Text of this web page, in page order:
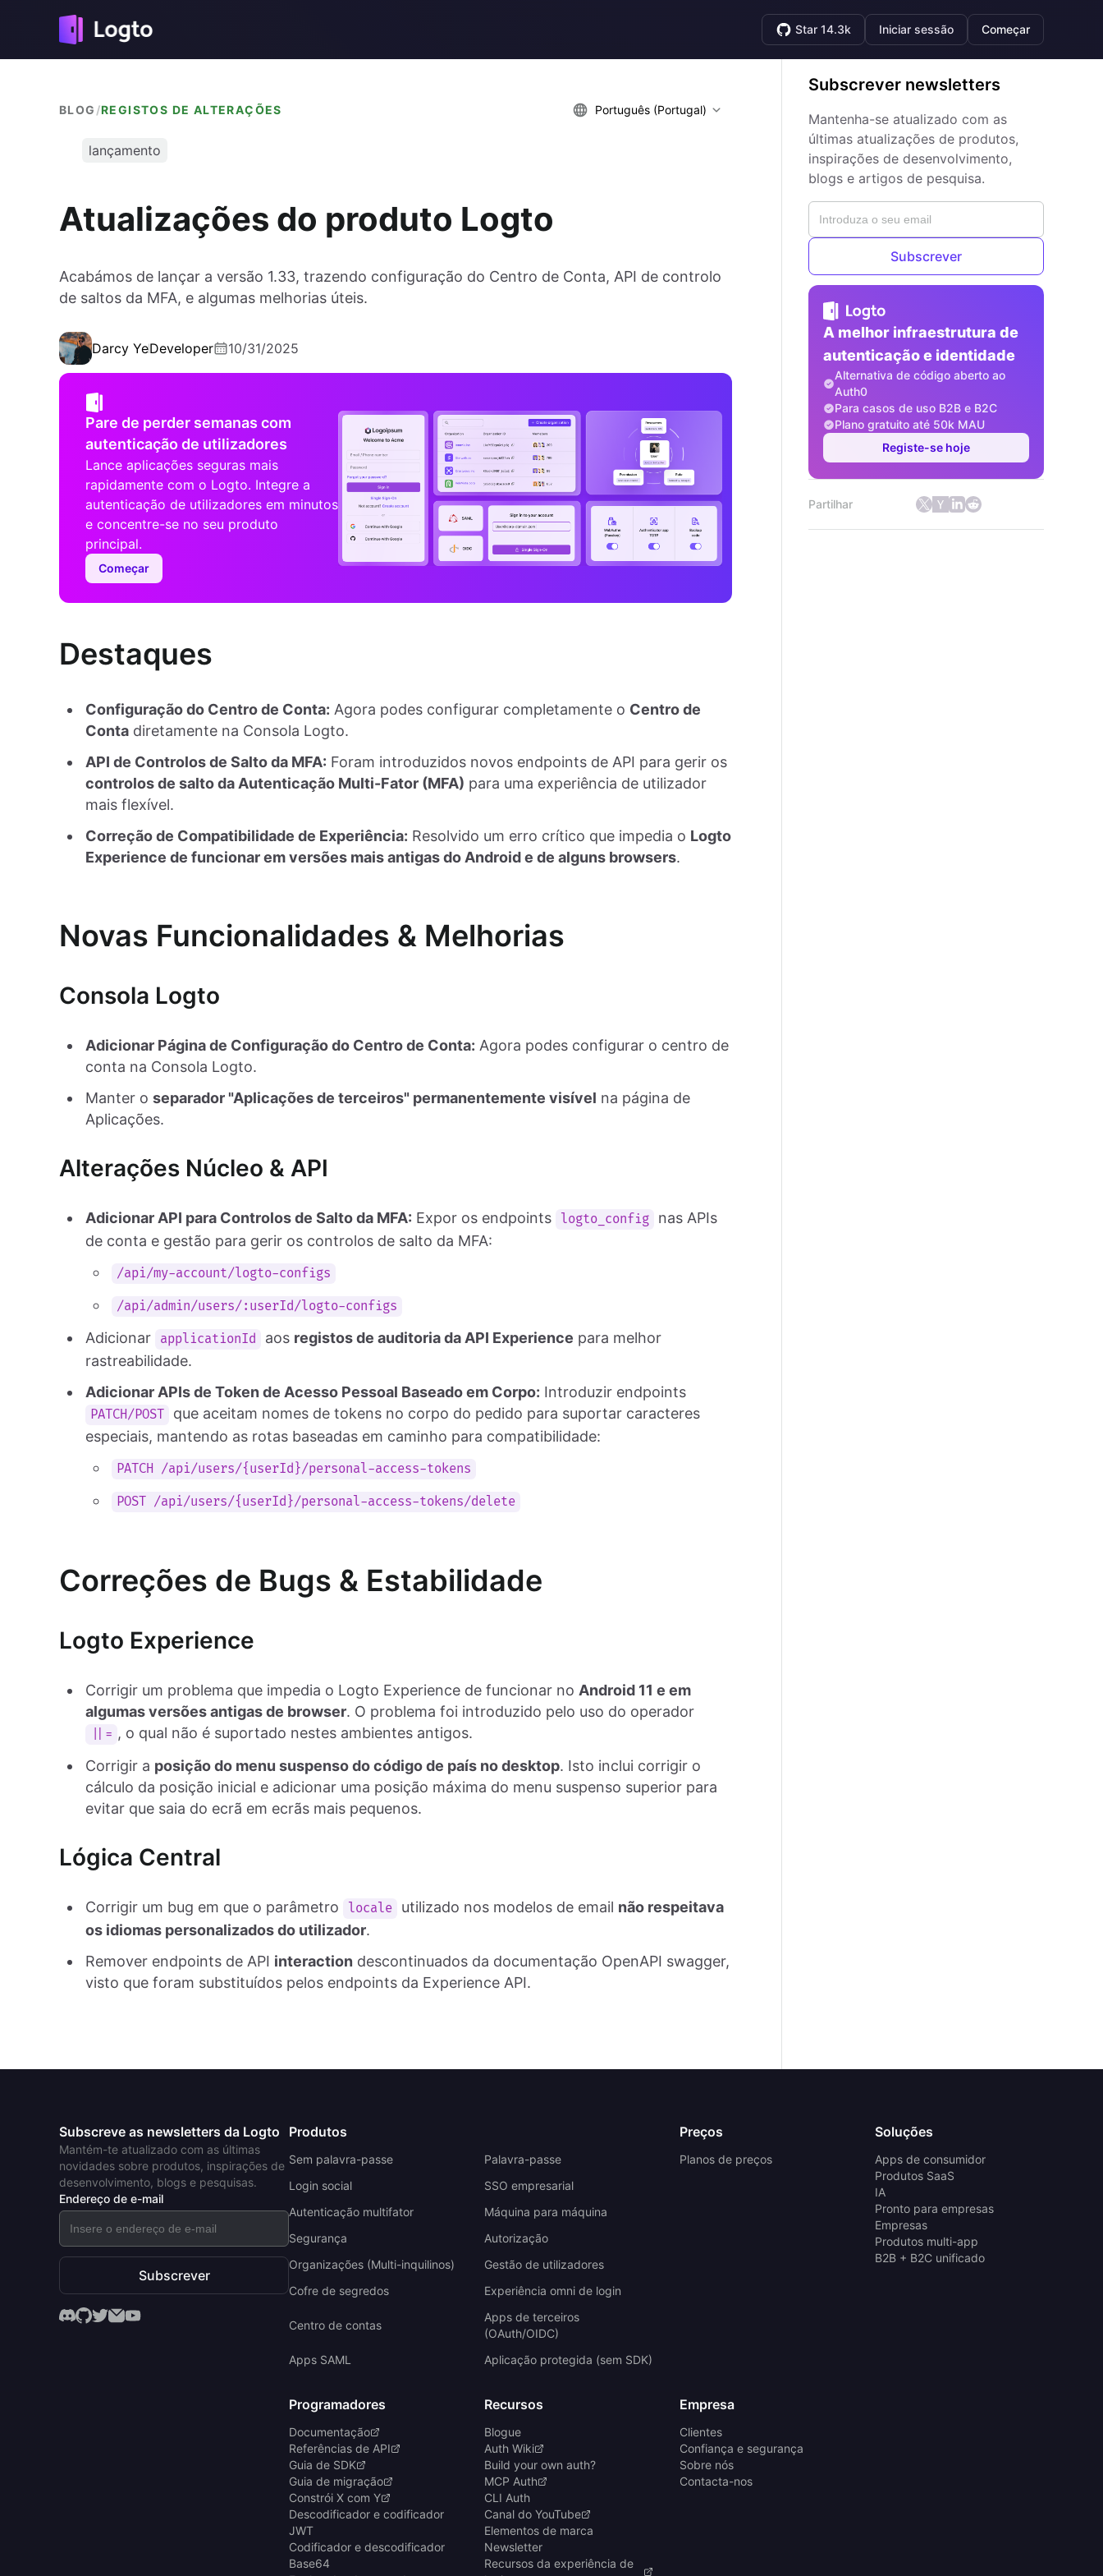
Star 14.3k Iniciar sessão Começar
BLOG /REGISTOS DE ALTERAÇÕES Português (Portugal)
lançamento
Atualizações do produto Logto
Acabámos de lançar a versão 1.33, trazendo configuração do Centro de Conta, API de controlo
de saltos da MFA, e algumas melhorias úteis.
Darcy YeDeveloper 10/31/2025
Pare de perder semanas com
autenticação de utilizadores
Lance aplicações seguras mais
rapidamente com o Logto. Integre a
autenticação de utilizadores em minutos
e concentre-se no seu produto
principal.
Começar
Destaques
Configuração do Centro de Conta: Agora podes configurar completamente o Centro de
Conta diretamente na Consola Logto.
API de Controlos de Salto da MFA: Foram introduzidos novos endpoints de API para gerir os
controlos de salto da Autenticação Multi-Fator (MFA) para uma experiência de utilizador
mais flexível.
Correção de Compatibilidade de Experiência: Resolvido um erro crítico que impedia o Logto
Experience de funcionar em versões mais antigas do Android e de alguns browsers.
Novas Funcionalidades & Melhorias
Consola Logto
Adicionar Página de Configuração do Centro de Conta: Agora podes configurar o centro de
conta na Consola Logto.
Manter o separador "Aplicações de terceiros" permanentemente visível na página de
Aplicações.
Alterações Núcleo & API
Adicionar API para Controlos de Salto da MFA: Expor os endpoints logto_config
nas APIs
de conta e gestão para gerir os controlos de salto da MFA:
/api/my-account/logto-configs
/api/admin/users/:userId/logto-configs
Adicionar applicationId aos registos de auditoria da API Experience para melhor
rastreabilidade.
Adicionar APIs de Token de Acesso Pessoal Baseado em Corpo: Introduzir endpoints
PATCH/POST
que aceitam nomes de tokens no corpo do pedido para suportar caracteres
especiais, mantendo as rotas baseadas em caminho para compatibilidade:
PATCH /api/users/{userId}/personal-access-tokens
POST /api/users/{userId}/personal-access-tokens/delete
Correções de Bugs & Estabilidade
Logto Experience
Corrigir um problema que impedia o Logto Experience de funcionar no Android 11 e em
algumas versões antigas de browser. O problema foi introduzido pelo uso do operador
||= , o qual não é suportado nestes ambientes antigos.
Corrigir a posição do menu suspenso do código de país no desktop. Isto inclui corrigir o
cálculo da posição inicial e adicionar uma posição máxima do menu suspenso superior para
evitar que saia do ecrã em ecrãs mais pequenos.
Lógica Central
Corrigir um bug em que o parâmetro locale utilizado nos modelos de email não respeitava
os idiomas personalizados do utilizador.
Remover endpoints de API interaction descontinuados da documentação OpenAPI swagger,
visto que foram substituídos pelos endpoints da Experience API.
Subscrever newsletters
Mantenha-se atualizado com as
últimas atualizações de produtos,
inspirações de desenvolvimento,
blogs e artigos de pesquisa.
Subscrever
A melhor infraestrutura de
autenticação e identidade
Alternativa de código aberto ao
Auth0
Para casos de uso B2B e B2C
Plano gratuito até 50k MAU
Registe-se hoje
Partilhar
Subscreve as newsletters da Logto
Mantém-te atualizado com as últimas
novidades sobre produtos, inspirações de
desenvolvimento, blogs e pesquisas.
Endereço de e-mail
Subscrever
Produtos
Sem palavra-passe
Palavra-passe
Login social
SSO empresarial
Autenticação multifator
Máquina para máquina
Segurança
Autorização
Organizações (Multi-inquilinos)
Gestão de utilizadores
Cofre de segredos
Experiência omni de login
Centro de contas
Apps de terceiros
(OAuth/OIDC)
Apps SAML
Aplicação protegida (sem SDK)
Preços
Planos de preços
Soluções
Apps de consumidor
Produtos SaaS
IA
Pronto para empresas
Empresas
Produtos multi-app
B2B + B2C unificado
Programadores
Documentação
Referências de API
Guia de SDK
Guia de migração
Constrói X com Y
Descodificador e codificador
JWT
Codificador e descodificador
Base64
Recursos
Blogue
Auth Wiki
Build your own auth?
MCP Auth
CLI Auth
Canal do YouTube
Elementos de marca
Newsletter
Recursos da experiência de
Empresa
Clientes
Confiança e segurança
Sobre nós
Contacta-nos